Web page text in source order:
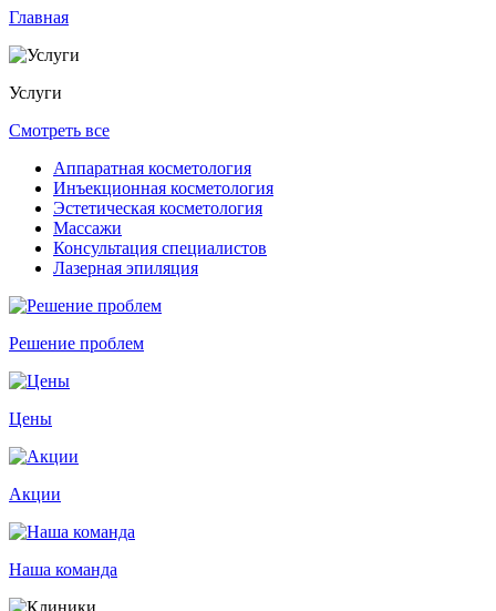
Главная
Услуги
Смотреть все
Аппаратная косметология
Инъекционная косметология
Эстетическая косметология
Массажи
Консультация специалистов
Лазерная эпиляция
Решение проблем
Цены
Акции
Наша команда